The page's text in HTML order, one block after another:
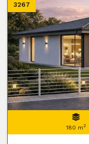
3267
180 m 2